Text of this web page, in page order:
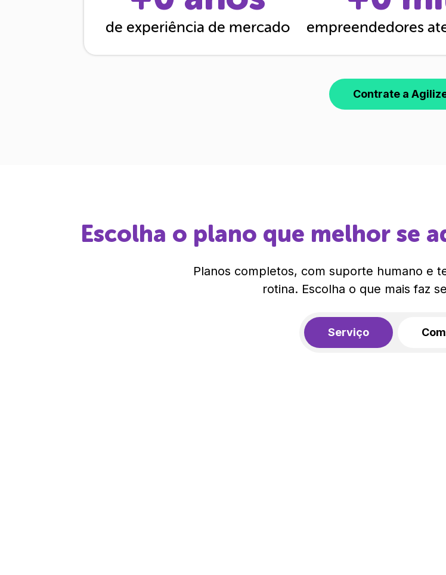
de experiência de mercado empreendedores
Contrate a
Escolha o plano que melhor se
Planos completos, com suporte humano e
rotina. Escolha o que mais faz
Serviço